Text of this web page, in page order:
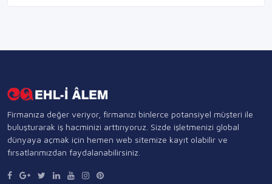
Firmanıza değer veriyor, firmanızı binlerce potansiyel müşteri ile
buluşturarak iş hacminizi arttırıyoruz. Sizde işletmenizi global
dünyaya açmak için hemen web sitemize kayıt olabilir ve
fırsatlarımızdan faydalanabilirsiniz.